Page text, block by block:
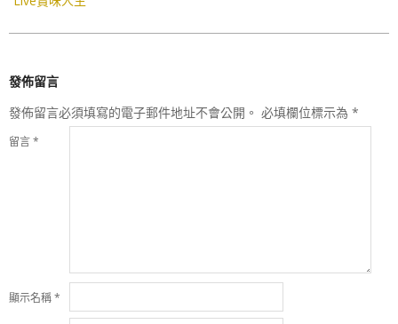
發佈留言
發佈留言必須填寫的電子郵件地址不會公開。 必填欄位標示為 *
留言*
顯示名稱*